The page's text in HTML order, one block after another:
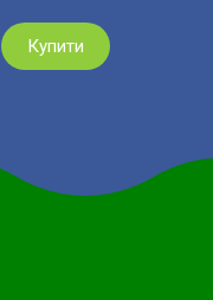
Купити